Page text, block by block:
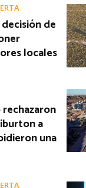
de
locales
a
una